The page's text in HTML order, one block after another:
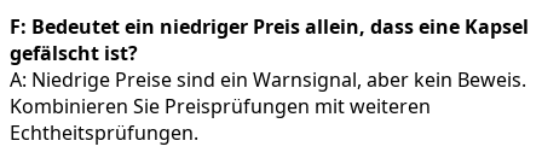
F: Bedeutet ein niedriger Preis allein, dass eine Kapsel
gefälscht ist?
A: Niedrige Preise sind ein Warnsignal, aber kein Beweis.
Kombinieren Sie Preisprüfungen mit weiteren
Echtheitsprüfungen.